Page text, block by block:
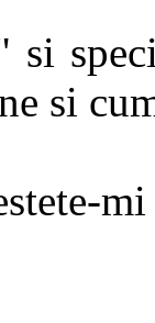
si
si